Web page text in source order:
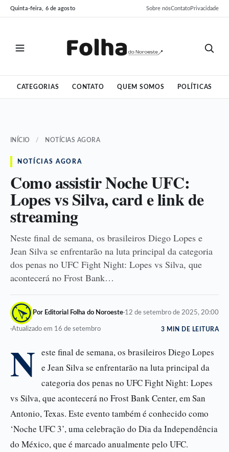
Pular
para
Pular
para
Quinta-feira, 6 de agosto Sobre nósContatoPrivacidade
CATEGORIAS CONTATO QUEM SOMOS POLÍTICAS
INÍCIO / NOTÍCIAS AGORA
NOTÍCIAS AGORA
Como assistir Noche UFC:
Lopes vs Silva, card e link de
streaming
Neste final de semana, os brasileiros Diego Lopes e
Jean Silva se enfrentarão na luta principal da categoria
dos penas no UFC Fight Night: Lopes vs Silva, que
acontecerá no Frost Bank…
Por Editorial Folha do Noroeste·12 de setembro de 2025, 20:00
·Atualizado em 16 de setembro 3 MIN DE LEITURA
N este final de semana, os brasileiros Diego Lopes
e Jean Silva se enfrentarão na luta principal da
categoria dos penas no UFC Fight Night: Lopes
vs Silva, que acontecerá no Frost Bank Center, em San
Antonio, Texas. Este evento também é conhecido como
‘Noche UFC 3’, uma celebração do Dia da Independência
do México, que é marcado anualmente pelo UFC.